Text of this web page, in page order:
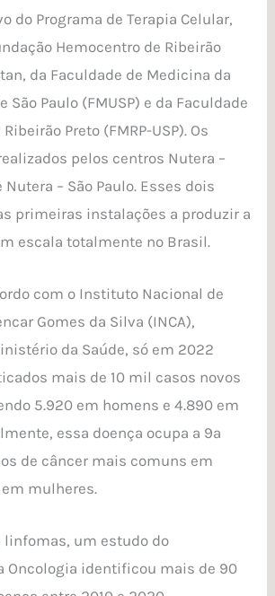
do Programa de Terapia Celular,
Hemocentro de Ribeirão
da Faculdade de Medicina da
São Paulo (FMUSP) e da Faculdade
Preto (FMRP-USP). Os
pelos centros Nutera –
Nutera – São Paulo. Esses dois
primeiras instalações a produzir a
escala totalmente no Brasil.
com o Instituto Nacional de
Gomes da Silva (INCA),
da Saúde, só em 2022
mais de 10 mil casos novos
5.920 em homens e 4.890 em
essa doença ocupa a 9ª
de câncer mais comuns em
em mulheres.
linfomas, um estudo do
Oncologia identificou mais de 90